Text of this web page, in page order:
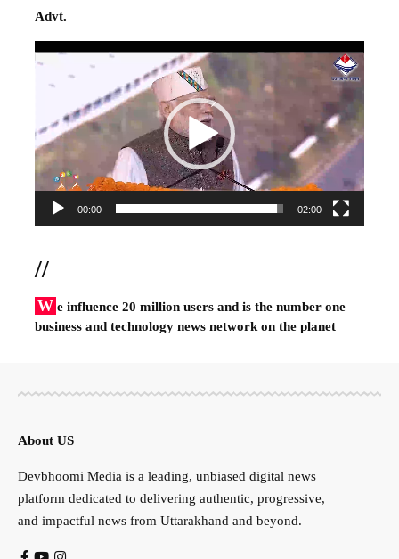
Advt.
Video
00:00 02:00
//
W e influence 20 million users and is the number one
business and technology news network on the planet
About US
Devbhoomi Media is a leading, unbiased digital news
platform dedicated to delivering authentic, progressive,
and impactful news from Uttarakhand and beyond.